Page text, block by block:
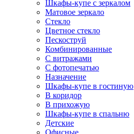
Шкафы-купе с зеркалом
Матовое зеркало
Стекло
Цветное стекло
Пескоструй
Комбинированные
С витражами
С фотопечатью
Назначение
Шкафы-купе в гостиную
В коридор
В прихожую
Шкафы-купе в спальню
Детские
Офисные